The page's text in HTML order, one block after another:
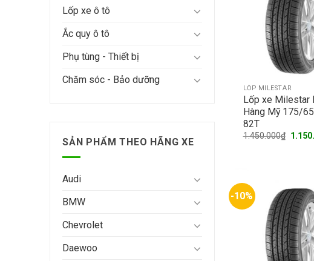
Lốp xe ô tô
Ắc quy ô tô
Phụ tùng - Thiết bị
Chăm sóc - Bảo dưỡng
SẢN PHẨM THEO HÃNG XE
Audi
BMW
Chevrolet
Daewoo
LỐP MILESTAR
Lốp xe Milestar
Hàng Mỹ 175/
82T
1.450.000₫
-10%